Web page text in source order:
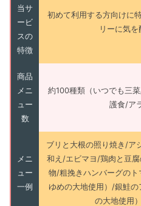
当サ
ービ
スの
特徴
初めて利用する方向けに
リーに気を
商品
メニ
ュー
数
約100種類（いつでも三
護食/ア
メニ
ュー
一例
ブリと大根の照り焼き/ア
和え/エビマヨ/鶏肉と豆
物/粗挽きハンバーグの
ゆめの大地使用）/銀鮭
の大地使用